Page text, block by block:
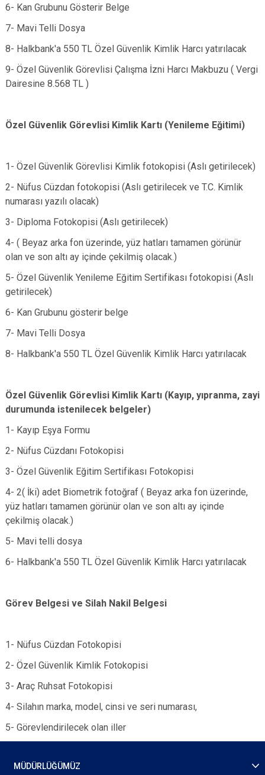
6- Kan Grubunu Gösterir Belge
7- Mavi Telli Dosya
8- Halkbank'a 550 TL Özel Güvenlik Kimlik Harcı yatırılacak
9- Özel Güvenlik Görevlisi Çalışma İzni Harcı Makbuzu ( Vergi
Dairesine 8.568 TL )
Özel Güvenlik Görevlisi Kimlik Kartı (Yenileme Eğitimi)
​1- Özel Güvenlik Görevlisi Kimlik fotokopisi (Aslı getirilecek)
2- Nüfus Cüzdan fotokopisi (Aslı getirilecek ve T.C. Kimlik
numarası yazılı olacak)
3- Diploma Fotokopisi (Aslı getirilecek)
4- ( Beyaz arka fon üzerinde, yüz hatları tamamen görünür
olan ve son altı ay içinde çekilmiş olacak.)
5- Özel Güvenlik Yenileme Eğitim Sertifikası fotokopisi (Aslı
getirilecek)
6- Kan Grubunu gösterir belge
7- Mavi Telli Dosya
8- Halkbank'a 550 TL Özel Güvenlik Kimlik Harcı yatırılacak
​Özel Güvenlik Görevlisi Kimlik Kartı (Kayıp, yıpranma, zayi
durumunda istenilecek belgeler)
1- Kayıp Eşya Formu
2- Nüfus Cüzdanı Fotokopisi
3- Özel Güvenlik Eğitim Sertifikası Fotokopisi
4- 2( İki) adet Biometrik fotoğraf ( Beyaz arka fon üzerinde,
yüz hatları tamamen görünür olan ve son altı ay içinde
çekilmiş olacak.)
5- Mavi telli dosya
6- Halkbank'a 550 TL Özel Güvenlik Kimlik Harcı yatırılacak
Görev Belgesi ve Silah Nakil Belgesi
1- Nüfus Cüzdan Fotokopisi
2- Özel Güvenlik Kimlik Fotokopisi
3- Araç Ruhsat Fotokopisi
4- Silahın marka, model, cinsi ve seri numarası,
5- Görevlendirilecek olan iller ​
MÜDÜRLÜĞÜMÜZ